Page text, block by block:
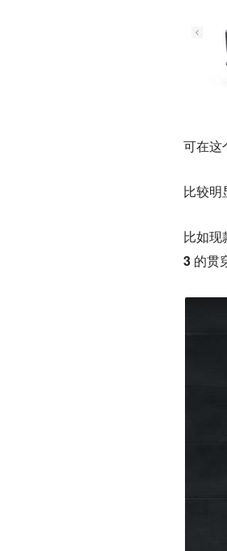
可在这
比较明
比如现
3 的贯